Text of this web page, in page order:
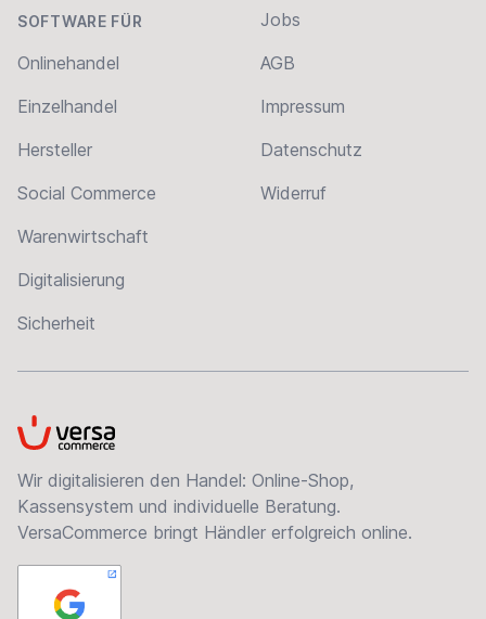
SOFTWARE FÜR
Onlinehandel
Einzelhandel
Hersteller
Social Commerce
Warenwirtschaft
Digitalisierung
Sicherheit
Jobs
AGB
Impressum
Datenschutz
Widerruf
VersaCommerce
Wir digitalisieren den Handel: Online-Shop,
Kassensystem und individuelle Beratung.
VersaCommerce bringt Händler erfolgreich online.